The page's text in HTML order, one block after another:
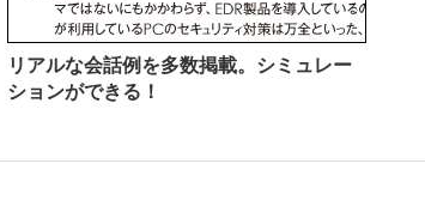
リアルな会話例を多数掲載。シミュレー
ションができる！